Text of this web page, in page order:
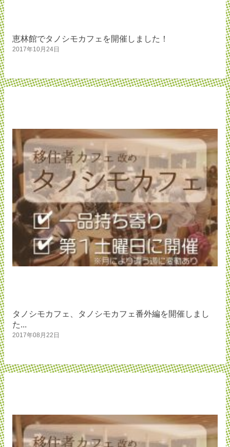
恵林館でタノシモカフェを開催しました！
2017年10月24日
タノシモカフェ、タノシモカフェ番外編を開催しまし
た...
2017年08月22日